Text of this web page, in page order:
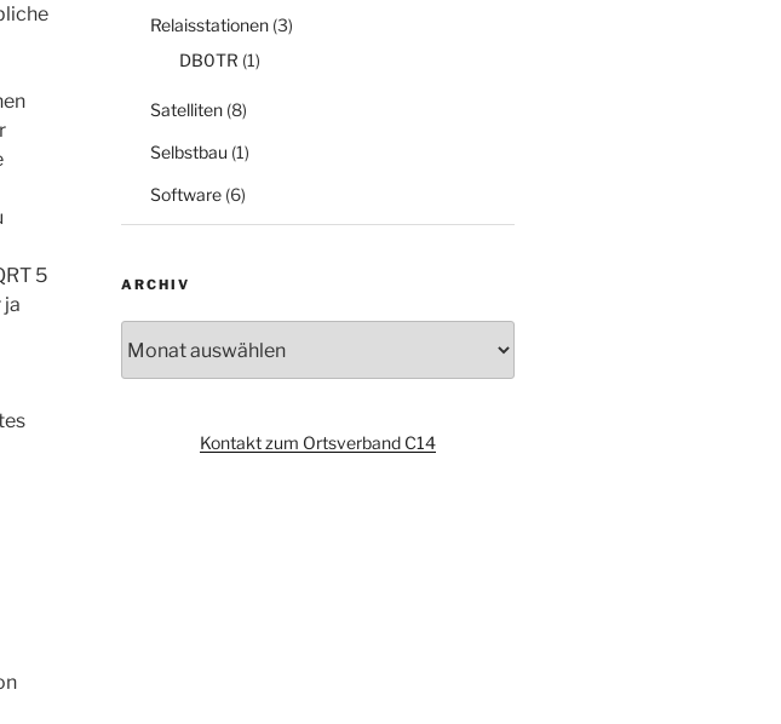
5
ja
Relaisstationen(3)
DB0TR (1)
Satelliten(8)
Selbstbau (1)
Software(6)
ARCHIV
Kontakt zum Ortsverband C14